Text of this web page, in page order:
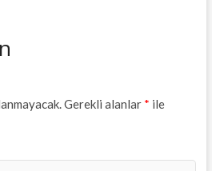
Gerekli alanlar * ile